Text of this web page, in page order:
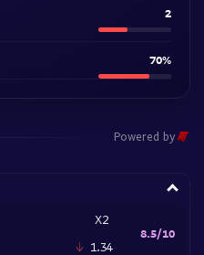
2
70%
Powered by
X2
1.34
8.5/10